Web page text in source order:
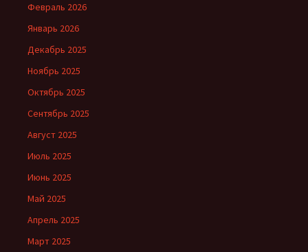
Февраль 2026
Январь 2026
Декабрь 2025
Ноябрь 2025
Октябрь 2025
Сентябрь 2025
Август 2025
Июль 2025
Июнь 2025
Май 2025
Апрель 2025
Март 2025